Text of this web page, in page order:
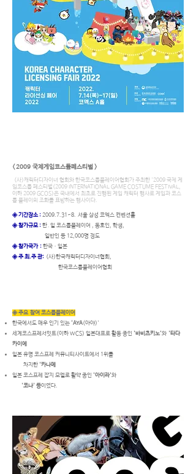
< 2009 국제게임코스튬페스티벌 >
(사)캐릭터디자이너 협회와 한국코스튬플레이어협회가 주최한 '2009 국제 게
임코스튬 페스티벌(2009 INTERNATIONAL GAME COSTUME FESTIVAL,
이하 2009 GCOS)은 국내에서 최초로 진행된 게임 캐릭터 행사로 게임과 코스
튬 플레이의 조화를 표방하는 행사이다.
◈ 기간장소 :2009.7.31 ~8. 서울 삼성 코엑스 컨벤션홀
◈ 참가규모 :한․일 코스튬플레이어 , 동호인, 학생,
일반인 등 12,000명 정도
◈ 참가국가 :한국ㆍ일본
◈ 주 최.주 관: (사)한국캐릭터디자이너협회,
한국코스튬플레이어협회
◈ 주요 참여 코스튬플레이어
한국에서도 매우 인기 있는 'AYA(아야)'
세계코스프레서밋트(이하 WCS) 일본대표로 활동 중인 '바비츠키노'와 '타다
카이에
일본 유명 코스프레 커뮤니티사이트에서 1위를
차지한 '카나메
일본 코스프레 잡지 모델로 활약 중인 '아이라'와
'코나' 등이었다.